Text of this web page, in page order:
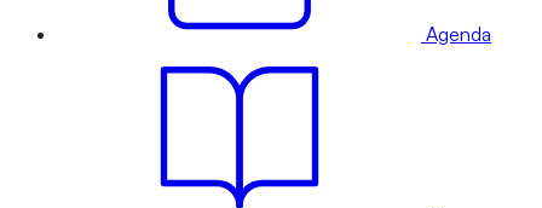
Agenda